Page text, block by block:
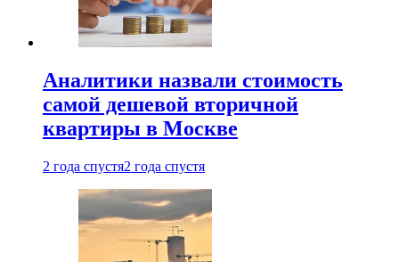
Аналитики назвали стоимость
самой дешевой вторичной
квартиры в Москве
2 года спустя2 года спустя